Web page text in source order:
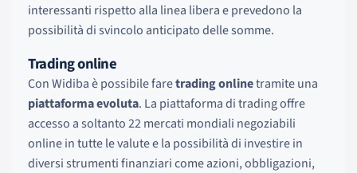
interessanti rispetto alla linea libera e prevedono la
possibilità di svincolo anticipato delle somme.
Trading online
Con Widiba è possibile faretrading onlinetramite una
piattaforma evoluta. La piattaforma di trading offre
accesso a soltanto 22 mercati mondiali negoziabili
online in tutte le valute e la possibilità di investire in
diversi strumenti finanziari come azioni, obbligazioni,